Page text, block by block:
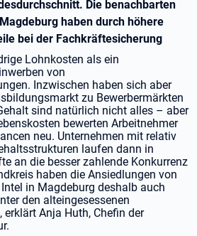
Die benachbarten
haben durch höhere
bei der Fachkräftesicherung
Lohnkosten als ein
von
Inzwischen haben sich aber
zu Bewerbermärkten
sind natürlich nicht alles – aber
bewerten Arbeitnehmer
neu. Unternehmen mit relativ
laufen dann in
an die besser zahlende Konkurrenz
haben die Ansiedlungen von
in Magdeburg deshalb auch
den alteingesessenen
erklärt Anja Huth, Chefin der